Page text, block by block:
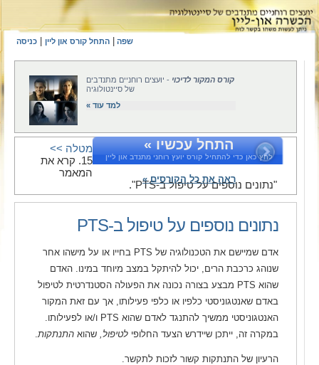
שפה התחל קורס און ליין כניסה
קורס המקור לדיכוי - יועצים רוחניים מתנדבים
של סיינטולוגיה
למד עוד »
התחל עכשיו »
לחץ כאן כדי להתחיל קורס יועץ רוחני מתנדב און ליין
ראה את כל הקורסים »
מטלה >>
15. קרא את
המאמר
"נתונים נוספים על טיפול ב-PTS".
נתונים נוספים על טיפול ב-PTS
אדם שמיישם את הטכנולוגיה של PTS בחייו או על מישהו אחר
שנוהג כרכבת הרים, יכול להיתקל במצב מיוחד במינו. האדם
שהוא PTS מבצע בצורה נכונה את הפעולה הסטנדרטית לטיפול
באדם שאנטגוניסטי כלפיו או כלפי פעילותו, אך עם זאת המקור
האנטגוניסטי ממשיך להתנגד לאדם שהוא PTS ו/או לפעילותו.
במקרה זה, ייתכן שיידרש הצעד החלופי לטיפול, שהוא התנתקות
הרעיון של התנתקות קשור לזכות לתקשר.